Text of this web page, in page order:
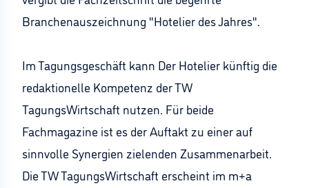
Branchenauszeichnung "Hotelier des Jahres".
Im Tagungsgeschäft kann Der Hotelier künftig die
redaktionelle Kompetenz der TW
TagungsWirtschaft nutzen. Für beide
Fachmagazine ist es der Auftakt zu einer auf
sinnvolle Synergien zielenden Zusammenarbeit.
Die TW TagungsWirtschaft erscheint im m+a